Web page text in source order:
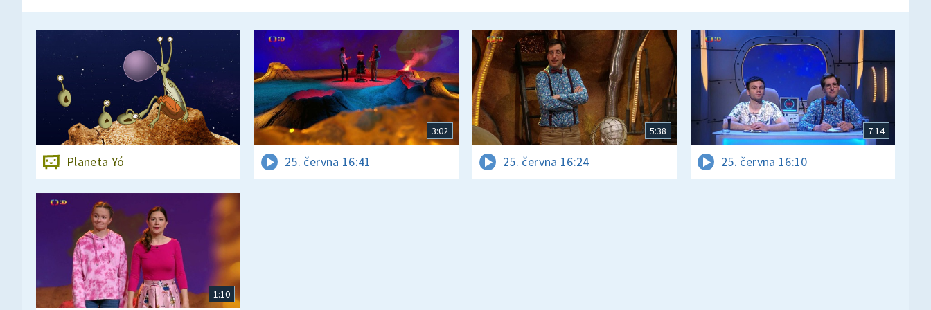
Planeta Yó
3:02
25. června 16:41
5:38
25. června 16:24
7:14
25. června 16:10
1:10